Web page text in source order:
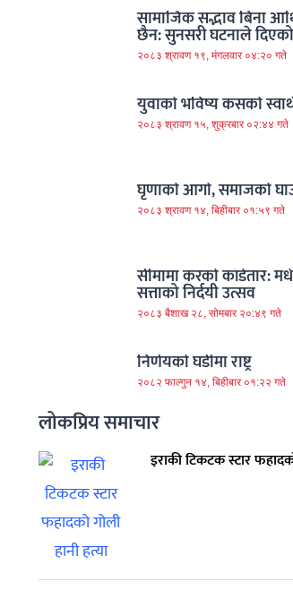
सामाजिक सद्भाव बिना
छैन: सुनसरी घटनाले
२०८३ श्रावण १९, मंगलवार ०४:२० गते
युवाको भविष्य कसको
२०८३ श्रावण १५, शुक्रबार ०२:४४ गते
घृणाको आगो, समाजको
२०८३ श्रावण १४, बिहीबार ०१:५९ गते
सीमामा करको काँडेतार:
सत्ताको निर्दयी उत्सव
२०८३ बैशाख २८, सोमबार २०:४९ गते
निर्णयको घडीमा राष्ट्र
२०८२ फाल्गुन १४, बिहीबार ०१:२२ गते
लोकप्रिय समाचार
इराकी टिकटक स्टार